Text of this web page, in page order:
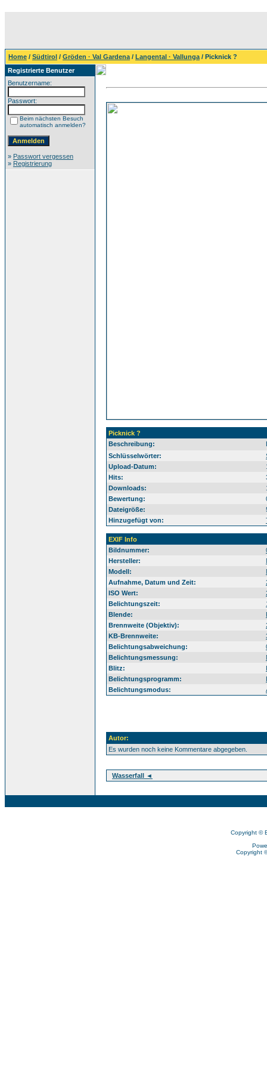
Home / Südtirol / Gröden · Val Gardena / Langental · Vallunga / Picknick ?
Registrierte Benutzer
Benutzername:
Passwort:
Beim nächsten Besuch
automatisch anmelden?
» Passwort vergessen
» Registrierung
Picknick ?
Beschreibung:
Schlüsselwörter:
Upload-Datum:
Hits:
Downloads:
Bewertung:
Dateigröße:
Hinzugefügt von:
EXIF Info
Bildnummer:
Hersteller:
Modell:
Aufnahme, Datum und Zeit:
ISO Wert:
Belichtungszeit:
Blende:
Brennweite (Objektiv):
KB-Brennweite:
Belichtungsabweichung:
Belichtungsmessung:
Blitz:
Belichtungsprogramm:
Belichtungsmodus:
Autor:
Es wurden noch keine Kommentare abgegeben.
Wasserfall ◄
Copyright ©
Copyright